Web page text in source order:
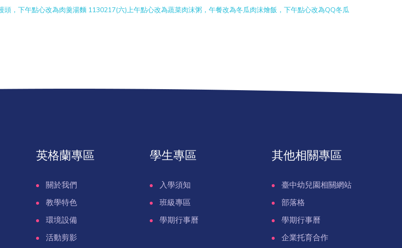
，下午點心改為肉羹湯麵 1130217(六)上午點心改為蔬菜肉沫粥，午餐改為冬瓜肉沫燴飯，下午點心改為QQ冬瓜
英格蘭專區
關於我們
教學特色
環境設備
活動剪影
學生專區
入學須知
班級專區
學期行事曆
其他相關專區
臺中幼兒園相關網站
部落格
學期行事曆
企業托育合作